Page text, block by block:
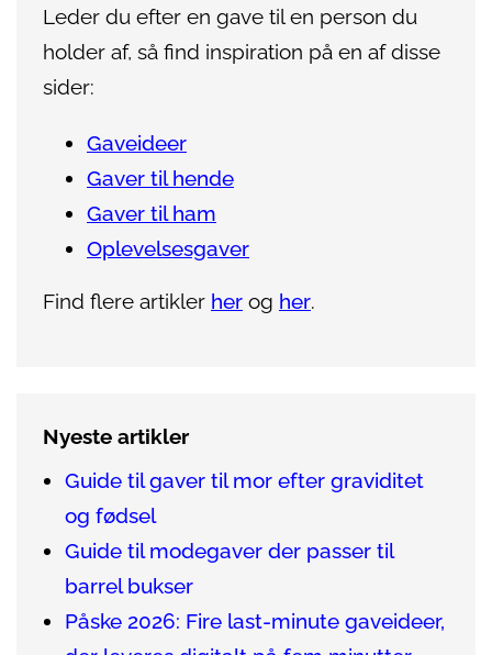
Leder du efter en gave til en person du
holder af, så find inspiration på en af disse
sider:
Gaveideer
Gaver til hende
Gaver til ham
Oplevelsesgaver
Find flere artikler her og her.
Nyeste artikler
Guide til gaver til mor efter graviditet
og fødsel
Guide til modegaver der passer til
barrel bukser
Påske 2026: Fire last-minute gaveideer,